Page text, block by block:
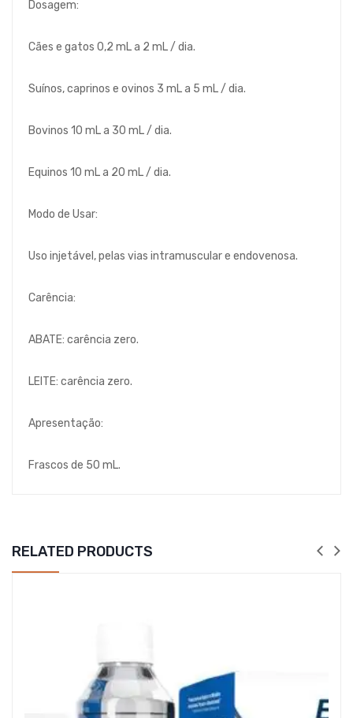
Dosagem:
Cães e gatos 0,2 mL a 2 mL / dia.
Suínos, caprinos e ovinos 3 mL a 5 mL / dia.
Bovinos 10 mL a 30 mL / dia.
Equinos 10 mL a 20 mL / dia.
Modo de Usar:
Uso injetável, pelas vias intramuscular e endovenosa.
Carência:
ABATE: carência zero.
LEITE: carência zero.
Apresentação:
Frascos de 50 mL.
RELATED PRODUCTS